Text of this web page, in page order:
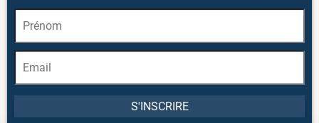
S'INSCRIRE